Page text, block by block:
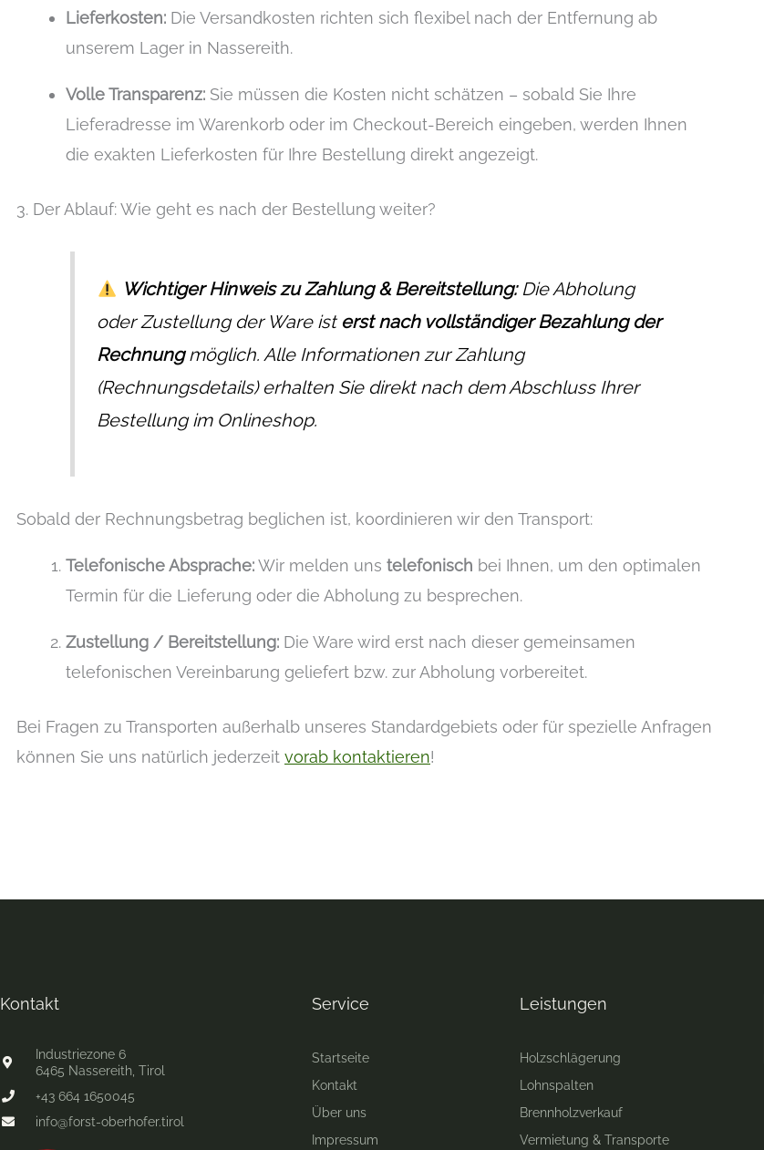
Lieferkosten: Die Versandkosten richten sich flexibel nach der Entfernung ab
unserem Lager in Nassereith.
Volle Transparenz: Sie müssen die Kosten nicht schätzen – sobald Sie Ihre
Lieferadresse im Warenkorb oder im Checkout-Bereich eingeben, werden Ihnen
die exakten Lieferkosten für Ihre Bestellung direkt angezeigt.
3. Der Ablauf: Wie geht es nach der Bestellung weiter?
Wichtiger Hinweis zu Zahlung & Bereitstellung:Die Abholung
oder Zustellung der Ware ist erst nach vollständiger Bezahlung der
Rechnungmöglich. Alle Informationen zur Zahlung
(Rechnungsdetails) erhalten Sie direkt nach dem Abschluss Ihrer
Bestellung im Onlineshop.
Sobald der Rechnungsbetrag beglichen ist, koordinieren wir den Transport:
Telefonische Absprache:Wir melden uns telefonisch bei Ihnen, um den optimalen
Termin für die Lieferung oder die Abholung zu besprechen.
Zustellung / Bereitstellung: Die Ware wird erst nach dieser gemeinsamen
telefonischen Vereinbarung geliefert bzw. zur Abholung vorbereitet.
Bei Fragen zu Transporten außerhalb unseres Standardgebiets oder für spezielle Anfragen
können Sie uns natürlich jederzeit vorab kontaktieren!
Kontakt
Industriezone 6
6465 Nassereith, Tirol
+43 664 1650045
info@forst-oberhofer.tirol
Service
Startseite
Kontakt
Über uns
Impressum
Leistungen
Holzschlägerung
Lohnspalten
Brennholzverkauf
Vermietung & Transporte